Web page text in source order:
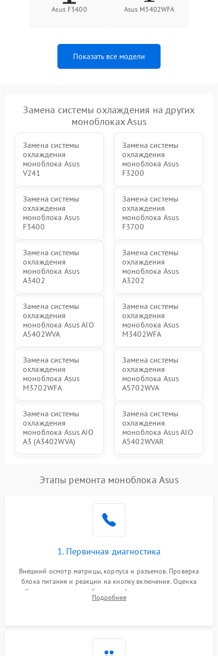
Неисправность BIOS
Asus F3400 Asus M3402WFA
Показать все модели
Замена системы охлаждения на других
моноблоках Asus
Замена системы
охлаждения
моноблока Asus
V241
Замена системы
охлаждения
моноблока Asus
F3200
Замена системы
охлаждения
моноблока Asus
F3400
Замена системы
охлаждения
моноблока Asus
F3700
Замена системы
охлаждения
моноблока Asus
A3402
Замена системы
охлаждения
моноблока Asus
A3202
Замена системы
охлаждения
моноблока Asus AIO
A5402WVA
Замена системы
охлаждения
моноблока Asus
M3402WFA
Замена системы
охлаждения
моноблока Asus
M3702WFA
Замена системы
охлаждения
моноблока Asus
A5702WVA
Замена системы
охлаждения
моноблока Asus AiO
A3 (A3402WVA)
Замена системы
охлаждения
моноблока Asus AIO
A5402WVAR
Этапы ремонта моноблока Asus
1. Первичная диагностика
Внешний осмотр матрицы, корпуса и разъемов. Проверка
блока питания и реакции на кнопку включения. Оценка
изображения, звука и работы периферии для сужения круга
возможных неисправностей перед вскрытием.
Подробнее